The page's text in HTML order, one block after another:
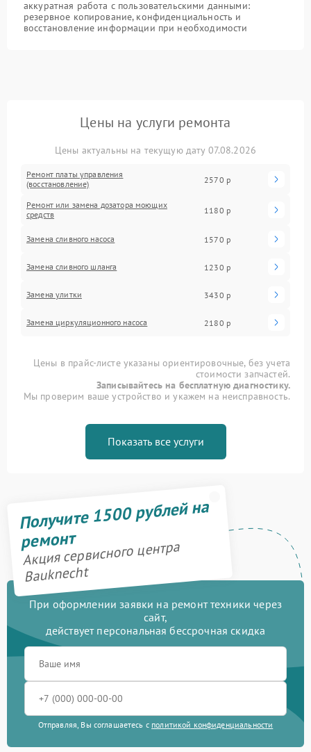
аккуратная работа с пользовательскими данными:
резервное копирование, конфиденциальность и
восстановление информации при необходимости
Цены на услуги ремонта
Цены актуальны на текущую дату 07.08.2026
Ремонт платы управления
(восстановление)
2570 р
Ремонт или замена дозатора моющих
средств
1180 р
Замена сливного насоса 1570 р
Замена сливного шланга 1230 р
Замена улитки 3430 р
Замена циркуляционного насоса 2180 р
Цены в прайс-листе указаны ориентировочные, без учета
стоимости запчастей.
Записывайтесь на бесплатную диагностику.
Мы проверим ваше устройство и укажем на неисправность.
Показать все услуги
Получите 1500 рублей на
ремонт
Акция сервисного центра
Bauknecht
При оформлении заявки на ремонт техники через
сайт,
действует персональная бессрочная скидка
Отправляя, Вы соглашаетесь с политикой конфиденциальности